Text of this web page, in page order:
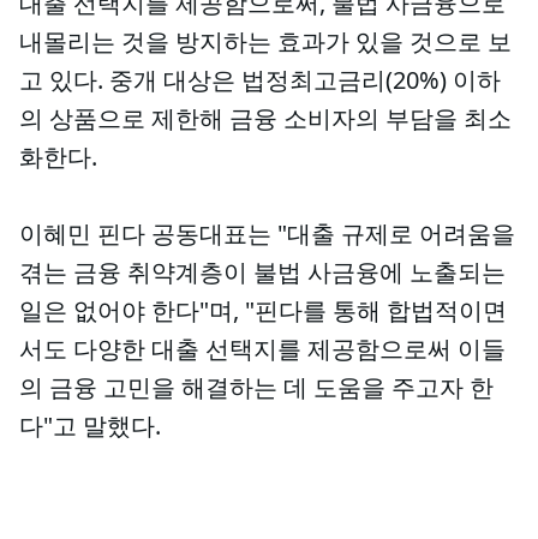
내몰리는 것을 방지하는 효과가 있을 것으로 보
고 있다. 중개 대상은 법정최고금리(20%) 이하
의 상품으로 제한해 금융 소비자의 부담을 최소
화한다.
이혜민 핀다 공동대표는 "대출 규제로 어려움을
겪는 금융 취약계층이 불법 사금융에 노출되는
일은 없어야 한다"며, "핀다를 통해 합법적이면
서도 다양한 대출 선택지를 제공함으로써 이들
의 금융 고민을 해결하는 데 도움을 주고자 한
다"고 말했다.